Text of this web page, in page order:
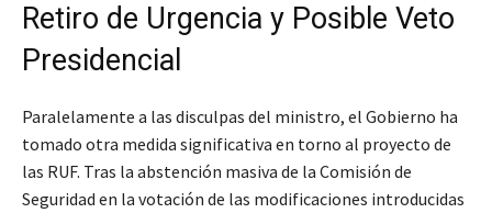
Retiro de Urgencia y Posible Veto
Presidencial
Paralelamente a las disculpas del ministro, el Gobierno ha
tomado otra medida significativa en torno al proyecto de
las RUF. Tras la abstención masiva de la Comisión de
Seguridad en la votación de las modificaciones introducidas